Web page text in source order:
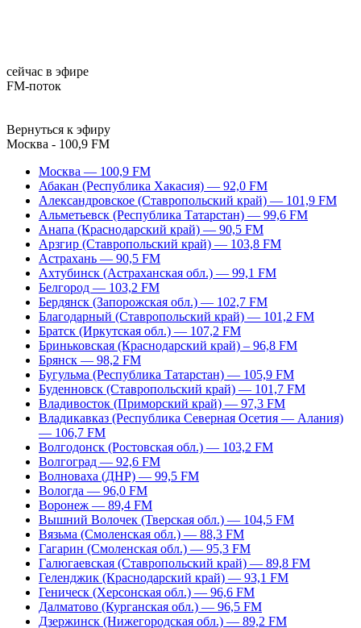
сейчас в эфире
FM-поток
Вернуться к эфиру
Москва - 100,9 FM
Москва — 100,9 FM
Абакан (Республика Хакасия) — 92,0 FM
Александровское (Ставропольский край) — 101,9 FM
Альметьевск (Республика Татарстан) — 99,6 FM
Анапа (Краснодарский край) — 90,5 FM
Арзгир (Ставропольский край) — 103,8 FM
Астрахань — 90,5 FM
Ахтубинск (Астраханская обл.) — 99,1 FM
Белгород — 103,2 FM
Бердянск (Запорожская обл.) — 102,7 FM
Благодарный (Ставропольский край) — 101,2 FM
Братск (Иркутская обл.) — 107,2 FM
Бриньковская (Краснодарский край) – 96,8 FM
Брянск — 98,2 FM
Бугульма (Республика Татарстан) — 105,9 FM
Буденновск (Ставропольский край) — 101,7 FM
Владивосток (Приморский край) — 97,3 FM
Владикавказ (Республика Северная Осетия — Алания)
— 106,7 FM
Волгодонск (Ростовская обл.) — 103,2 FM
Волгоград — 92,6 FM
Волноваха (ДНР) — 99,5 FM
Вологда — 96,0 FM
Воронеж — 89,4 FM
Вышний Волочек (Тверская обл.) — 104,5 FM
Вязьма (Смоленская обл.) — 88,3 FM
Гагарин (Смоленская обл.) — 95,3 FM
Галюгаевская (Ставропольский край) — 89,8 FM
Геленджик (Краснодарский край) — 93,1 FM
Геническ (Херсонская обл.) — 96,6 FM
Далматово (Курганская обл.) — 96,5 FM
Дзержинск (Нижегородская обл.) — 89,2 FM